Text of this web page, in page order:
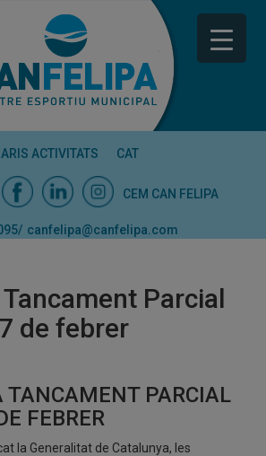
ACTIVITATS CAT
CEM CAN FELIPA
/ canfelipa@canfelipa.com
Parcial
de febrer
TANCAMENT PARCIAL
FEBRER
la Generalitat de Catalunya, les